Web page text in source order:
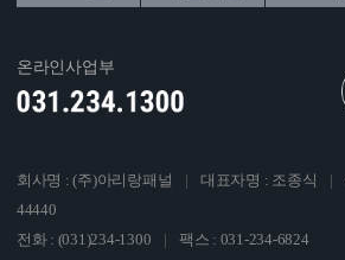
온라인사업부
회사명 : (주)아리랑패널 대표자명 : 조종식
44440
전화 : (031)234-1300
팩스 : 031-234-6824